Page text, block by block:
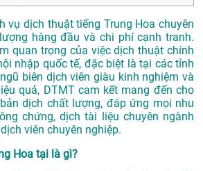
vụ dịch thuật tiếng Trung Hoa chuyên
hàng đầu và chi phí cạnh tranh.
quan trọng của việc dịch thuật chính
nhập quốc tế, đặc biệt là tại các tỉnh
biên dịch viên giàu kinh nghiệm và
quả, DTMT cam kết mang đến cho
dịch chất lượng, đáp ứng mọi nhu
chứng, dịch tài liệu chuyên ngành
viên chuyên nghiệp.
Hoa tại là gì?